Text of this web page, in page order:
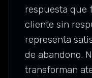
respuesta que
cliente sin
representa
de abandono.
transforman